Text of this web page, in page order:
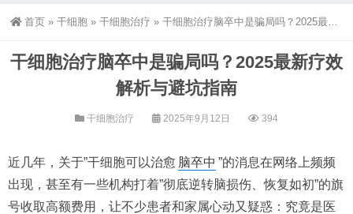
首页 » 干细胞 » 干细胞治疗 » 干细胞治疗脑卒中是骗局吗？2025最新疗效解析与避坑指南
干细胞治疗脑卒中是骗局吗？2025最新疗效
解析与避坑指南
干细胞治疗 2025年9月12日 394
近几年，关于”干细胞可以治愈 脑卒中 ”的消息在网络上频频
出现，甚至有一些机构打着”彻底逆转脑损伤、恢复如初”的旗
号收取高额费用，让不少患者和家属心动又疑惑：究竟是医